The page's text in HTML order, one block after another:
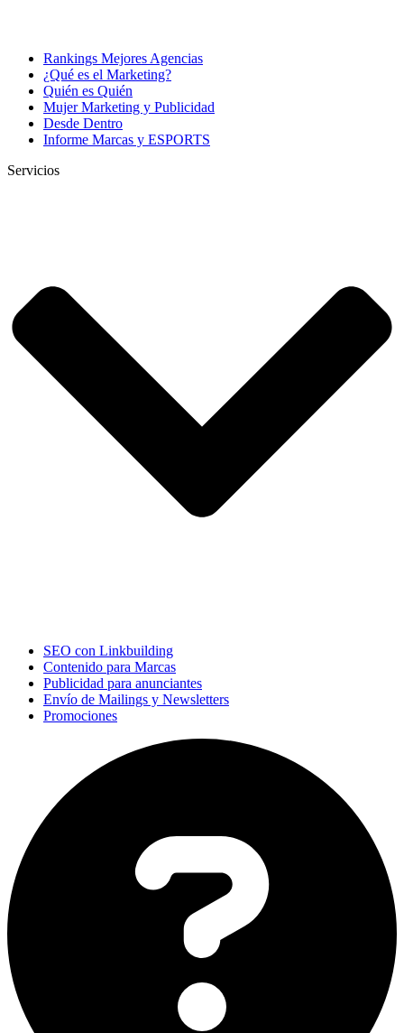
Rankings Mejores Agencias
¿Qué es el Marketing?
Quién es Quién
Mujer Marketing y Publicidad
Desde Dentro
Informe Marcas y ESPORTS
Servicios
SEO con Linkbuilding
Contenido para Marcas
Publicidad para anunciantes
Envío de Mailings y Newsletters
Promociones